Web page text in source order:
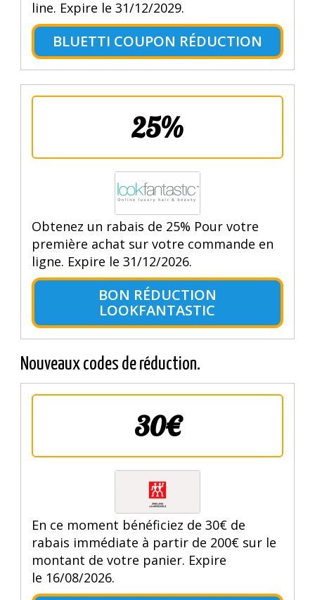
line. Expire le 31/12/2029.
BLUETTI COUPON RÉDUCTION
25%
Obtenez un rabais de 25% Pour votre
première achat sur votre commande en
ligne. Expire le 31/12/2026.
BON RÉDUCTION
LOOKFANTASTIC
Nouveaux codes de réduction.
30€
En ce moment bénéficiez de 30€ de
rabais immédiate à partir de 200€ sur le
montant de votre panier. Expire
le 16/08/2026.